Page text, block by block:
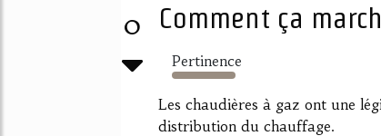
0
Comment ça
Pertinence
3892%
Les chaudières à gaz ont une
distribution du chauffage.